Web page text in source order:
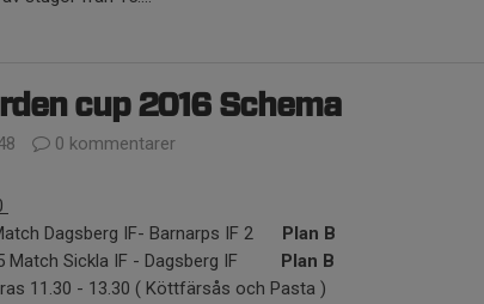
cup 2016 Schema
0 kommentarer
Dagsberg IF- Barnarps IF 2 Plan B
Match Sickla IF - Dagsberg IF Plan B
11.30 - 13.30 ( Köttfärsås och Pasta )